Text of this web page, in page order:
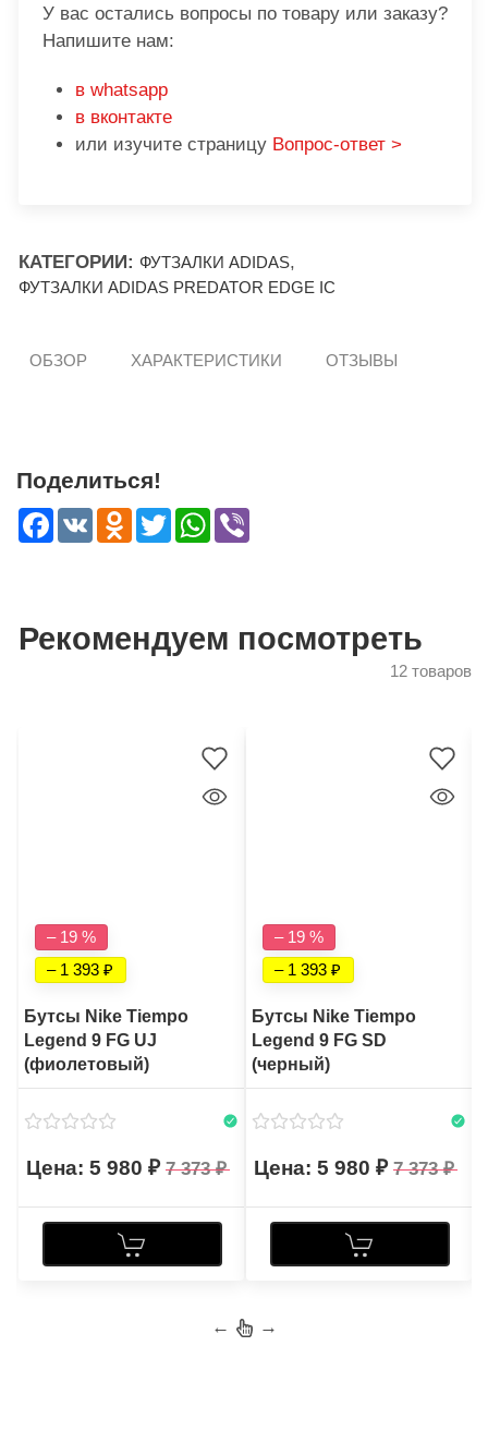
У вас остались вопросы по товару или заказу?
Напишите нам:
в whatsapp
в вконтакте
или изучите страницу Вопрос-ответ >
КАТЕГОРИИ: ФУТЗАЛКИ ADIDAS,
ФУТЗАЛКИ ADIDAS PREDATOR EDGE IC
ОБЗОР ХАРАКТЕРИСТИКИ ОТЗЫВЫ
Поделиться!
Facebook
VK Odnoklassniki
TwitterWhatsApp
Рекомендуем посмотреть
12 товаров
– 19 %
– 1 393
Бутсы Nike Tiempo
Legend 9 FG UJ
(фиолетовый)
5 980 7 373
– 19 %
– 1 393
Бутсы Nike Tiempo
Legend 9 FG SD
(черный)
5 980 7 373
← →